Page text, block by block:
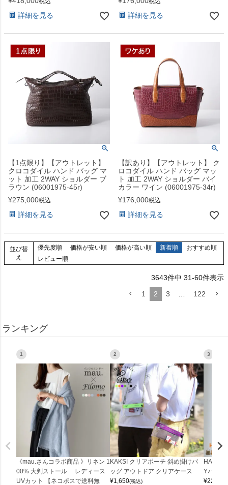
詳細を見る 詳細を見る
【1点限り】【アウトレット】
クロコダイル ハンド バッグ マ
ット 加工 2WAY ショルダー ブ
ラウン (06001975-45r)
¥275,000税込
詳細を見る
【訳あり】【アウトレット】 ク
ロコダイル ハンド バッグ マッ
ト 加工 2WAY ショルダー バイ
カラー ワイン (06001975-34r)
¥176,000税込
詳細を見る
並び替
え
優先度順 価格が安い順 価格が高い順 新着順
おすすめ順
レビュー順
3643件中 31-60件表示
1
2 3 122
ランキング
1
《mau.さんコラボ商品 》リネン 1
00% 大判ストール レディース
UVカット 【ネコポスで送料無
2
KAKSI クリアポーチ 斜め掛けバ
ッグ アウトドア クリアケース
¥1,650(税込)
3
Yバッグ
¥22,000